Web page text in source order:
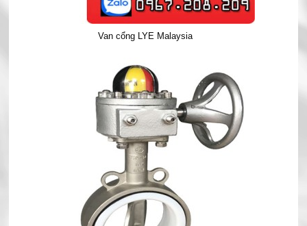
Van cổng LYE Malaysia